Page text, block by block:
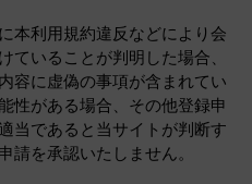
本利用規約違反などにより会
ていることが判明した場合、
容に虚偽の事項が含まれてい
性がある場合、その他登録申
当であると当サイトが判断す
請を承認いたしません。